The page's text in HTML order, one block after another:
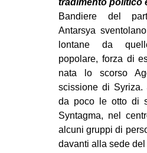
DIRITTO
Bandiere del
Antarsya
lontane da
popolare, forza di
nata lo scorso
scissione di Syriza.
da poco le otto di
Syntagma, nel
alcuni gruppi di
davanti alla sede del